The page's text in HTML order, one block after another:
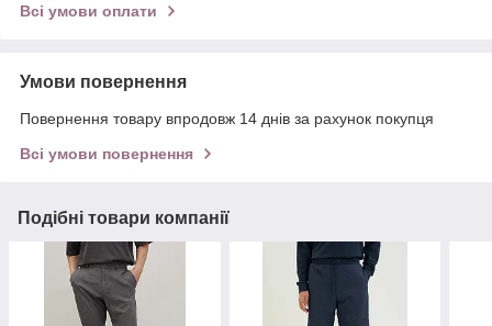
Всі умови оплати
Умови повернення
Повернення товару впродовж 14 днів за рахунок покупця
Всі умови повернення
Подібні товари компанії